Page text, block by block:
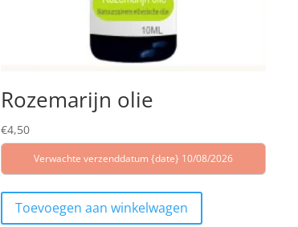
Rozemarijn olie
€4,50
Verwachte verzenddatum {date} 10/08/2026
Toevoegen aan winkelwagen